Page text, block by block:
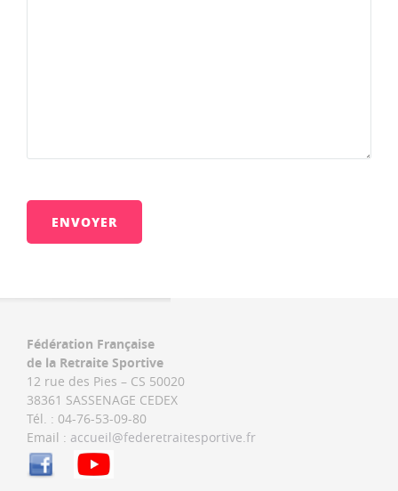
Veuillez
laisser
Fédération Française
de la Retraite Sportive
12 rue des Pies – CS 50020
38361 SASSENAGE CEDEX
Tél. : 04-76-53-09-80
Email : accueil@federetraitesportive.fr